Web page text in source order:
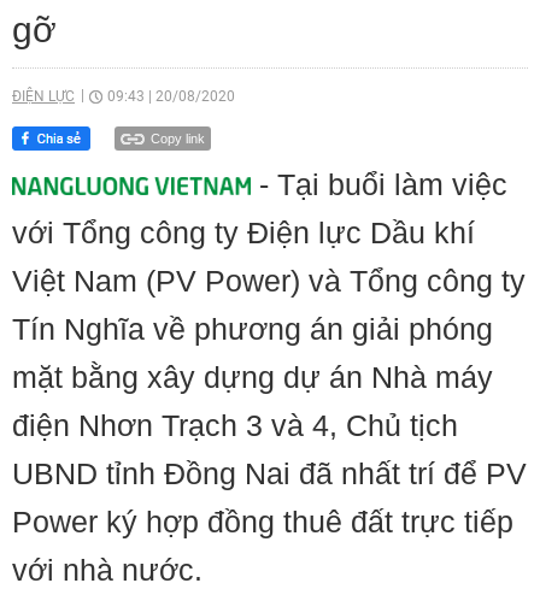
gỡ
ĐIỆN LỰC 09:43 20/08/2020
Copy link
- Tại buổi làm việc
với Tổng công ty Điện lực Dầu khí
Việt Nam (PV Power) và Tổng công ty
Tín Nghĩa về phương án giải phóng
mặt bằng xây dựng dự án Nhà máy
điện Nhơn Trạch 3 và 4, Chủ tịch
UBND tỉnh Đồng Nai đã nhất trí để PV
Power ký hợp đồng thuê đất trực tiếp
với nhà nước.